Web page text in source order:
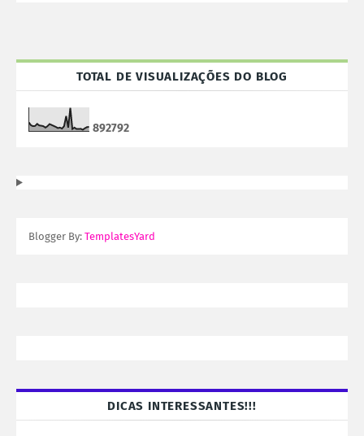
TOTAL DE VISUALIZAÇÕES DO BLOG
892792
Blogger By: TemplatesYard
DICAS INTERESSANTES!!!